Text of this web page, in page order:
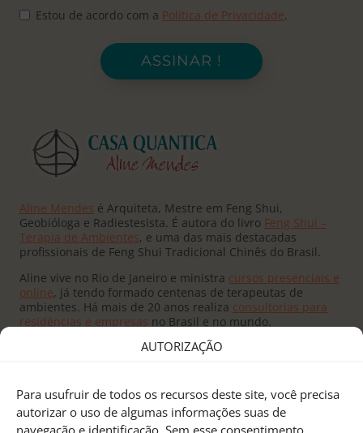
AUTORIZAÇÃO
Para usufruir de todos os recursos deste site, você precisa
autorizar o uso de algumas informações suas de
navegação e identificação. Sem esse consentimento,
Estou de acordo com a Política de Privacidade.
ASSINAR !
Aline Mendes é Arquiteta, Mestre em Feng Shui,
Geobióloga e Radiestesista. É autora do livro Feng Shui –
Terapia de Ambientes, e uma das mais destacadas
profissionais de Feng Shui Tradicional Chinês do Brasil.
Aline vive no Rio de Janeiro e ministra cursos presenciais e
online, já tendo formado centenas de terapeutas de
ambientes. Há mais de 20 anos realiza consultorias para
residências e empresas no Brasil e no mundo.